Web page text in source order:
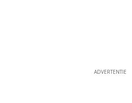
ADVERTENTIE